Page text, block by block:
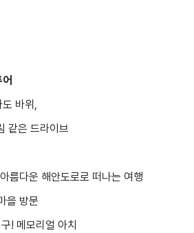
바위,
같은 드라이브
름다운 해안도로로 떠나는 여행
을 방문
! 메모리얼 아치